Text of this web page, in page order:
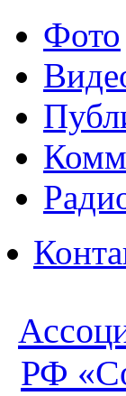
Фото
РФ